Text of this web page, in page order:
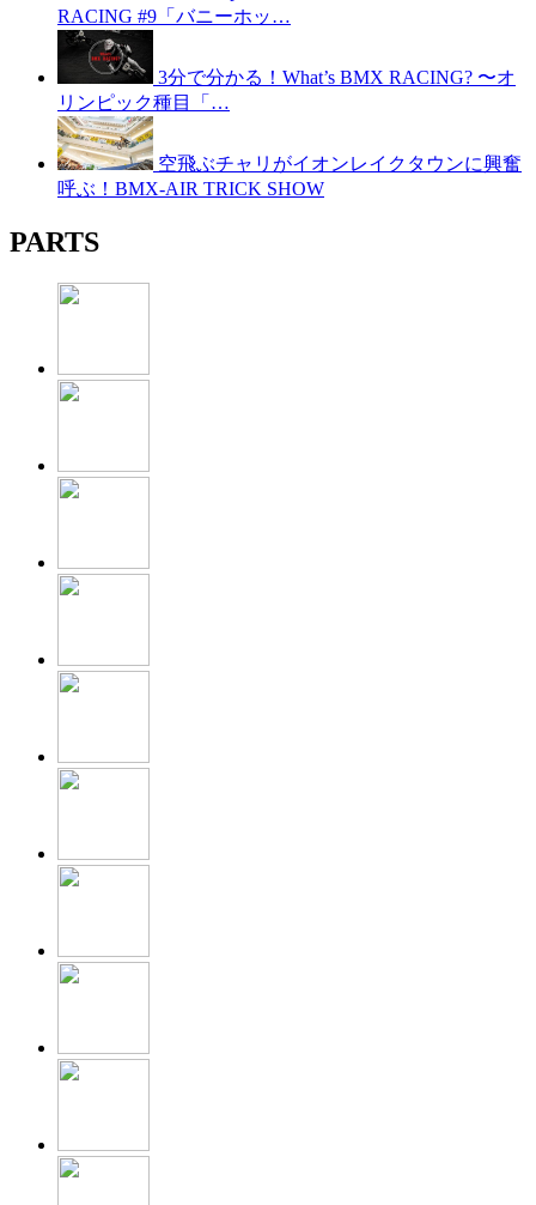
RACING #9「バニーホッ…
3分で分かる！What’s BMX RACING? 〜オ
リンピック種目「…
空飛ぶチャリがイオンレイクタウンに興奮
呼ぶ！BMX-AIR TRICK SHOW
PARTS